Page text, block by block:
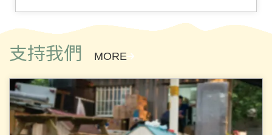
支持我們 MORE